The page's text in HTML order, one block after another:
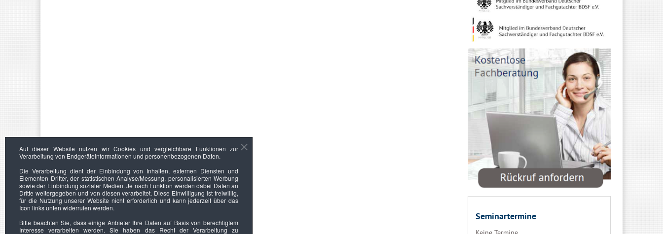
Seminartermine
Auf dieser Website nutzen wir Cookies und vergleichbare Funktionen zur
Verarbeitung von Endgeräteinformationen und personenbezogenen Daten.
Die Verarbeitung dient der Einbindung von Inhalten, externen Diensten und
Elementen Dritter, der statistischen Analyse/Messung, personalisierten Werbung
sowie der Einbindung sozialer Medien. Je nach Funktion werden dabei Daten an
Dritte weitergegeben und von diesen verarbeitet. Diese Einwilligung ist freiwillig,
für die Nutzung unserer Website nicht erforderlich und kann jederzeit über das
Icon links unten widerrufen werden.
Bitte beachten Sie, dass einige Anbieter Ihre Daten auf Basis von berechtigtem
Interesse verarbeiten werden. Sie haben das Recht der Verarbeitung zu